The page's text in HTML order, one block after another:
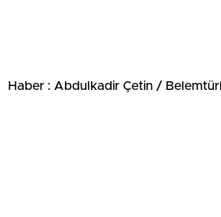
Haber : Abdulkadir Çetin /